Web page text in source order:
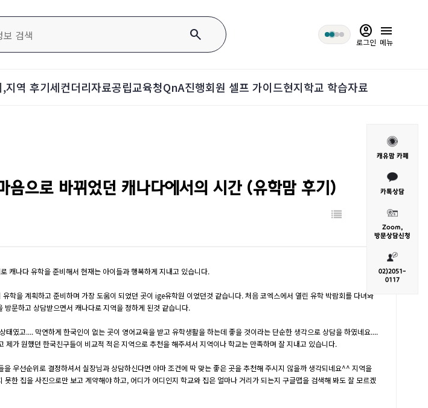
search account_circle
로그인
menu
메뉴
지역 후기세컨더리자료공립교육청QnA진행회원 셀프 가이드현지학교 학습자료
음으로 바뀌었던 캐나다에서의 시간 (유학맘 후기)
캐나다 유학을 준비해서 현재는 아이들과 행복하게 지내고 있습니다.
을 계획하고 준비하며 가장 도움이 되었던 곳이 ige유학원 이었던것 같습니다. 처음 코엑스에서 열린 유학 박람회를 다녀와
문하고 상담받으면서 캐나다로 지역을 정하게 된것 같습니다.
였고.... 막연하게 한국인이 없는 곳이 영어교육을 받고 유학생활을 하는데 좋을 것이라는 단순한 생각으로 상담을 하였네요....
가 원했던 한국친구들이 비교적 적은 지역으로 추천을 해주셔서 지역이나 학교는 만족하며 잘 지내고 있습니다.
우선순위로 결정하셔서 실장님과 상담하신다면 아마 조건에 딱 맞는 좋은 곳을 추천해 주시지 않을까 생각되네요^^ 지역을
한 집을 사진으로만 보고 계약해야 하고, 어디가 어디인지 학교와 집은 얼마나 거리가 되는지 구글맵을 검색해 봐도 잘 모르겠
캐유맘 카페
카톡상담
Zoom,
방문상담신청
02)2051-
0117